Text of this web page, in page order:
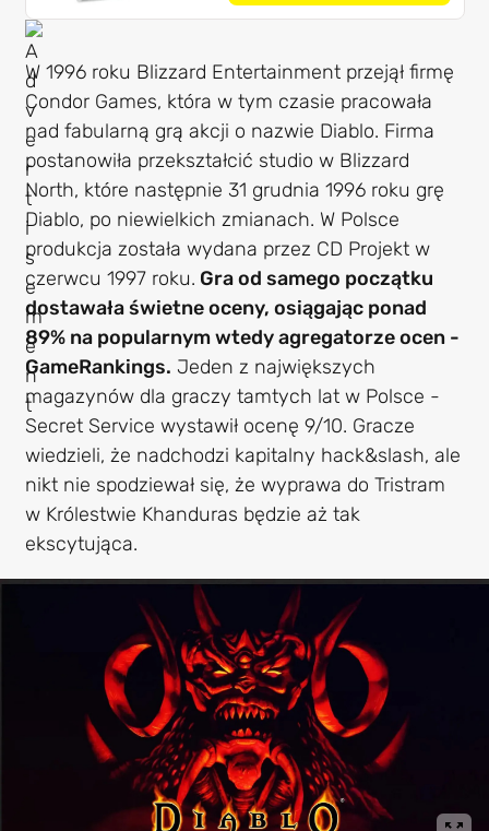
W 1996 roku Blizzard Entertainment przejął firmę
Condor Games, która w tym czasie pracowała
nad fabularną grą akcji o nazwie Diablo. Firma
postanowiła przekształcić studio w Blizzard
North, które następnie 31 grudnia 1996 roku grę
Diablo, po niewielkich zmianach. W Polsce
produkcja została wydana przez CD Projekt w
czerwcu 1997 roku. Gra od samego początku
dostawała świetne oceny, osiągając ponad
89% na popularnym wtedy agregatorze ocen -
GameRankings. Jeden z największych
magazynów dla graczy tamtych lat w Polsce -
Secret Service wystawił ocenę 9/10. Gracze
wiedzieli, że nadchodzi kapitalny hack&slash, ale
nikt nie spodziewał się, że wyprawa do Tristram
w Królestwie Khanduras będzie aż tak
ekscytująca.